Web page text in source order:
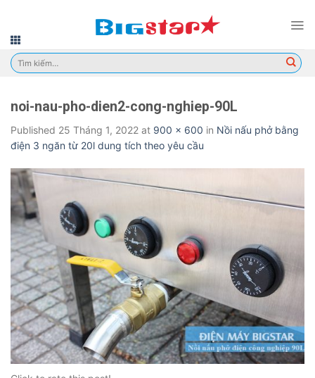
content
Tìm
kiếm:
noi-nau-pho-dien2-cong-nghiep-90L
Published 25 Tháng 1, 2022 at 900 × 600 in Nồi nấu phở bằng
điện 3 ngăn từ 20l dung tích theo yêu cầu